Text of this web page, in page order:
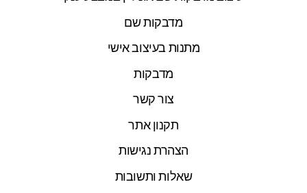
מדבקות שם
מתנות בעיצוב אישי
מדבקות
צור קשר
תקנון אתר
הצהרת נגישות
שאלות ותשובות